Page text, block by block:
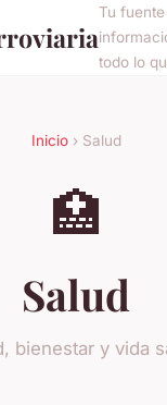
Tu
todo lo
Inicio› Salud
🏥
Salud
bienestar y vida